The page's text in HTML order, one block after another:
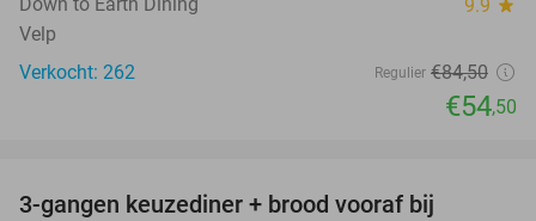
Down to Earth Dining 9.9 star
Velp
Verkocht: 262
Regulier €84,50
€54,50
3-gangen keuzediner + brood vooraf bij